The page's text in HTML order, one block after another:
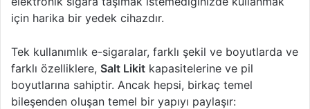
için harika bir yedek cihazdır.
Tek kullanımlık e-sigaralar, farklı şekil ve boyutlarda ve
farklı özelliklere, Salt Likit kapasitelerine ve pil
boyutlarına sahiptir. Ancak hepsi, birkaç temel
bileşenden oluşan temel bir yapıyı paylaşır: